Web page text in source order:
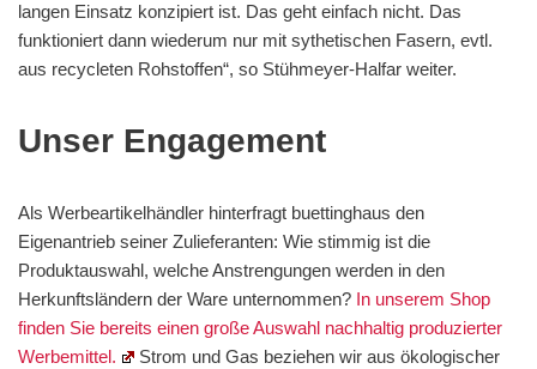
langen Einsatz konzipiert ist. Das geht einfach nicht. Das
funktioniert dann wiederum nur mit sythetischen Fasern, evtl.
aus recycleten Rohstoffen“, so Stühmeyer-Halfar weiter.
Unser Engagement
Als Werbeartikelhändler hinterfragt buettinghaus den
Eigenantrieb seiner Zulieferanten: Wie stimmig ist die
Produktauswahl, welche Anstrengungen werden in den
Herkunftsländern der Ware unternommen? In unserem Shop
finden Sie bereits einen große Auswahl nachhaltig produzierter
Werbemittel.
Strom und Gas beziehen wir aus ökologischer